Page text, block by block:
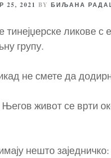
25, 2021 BY БИЉАНА
ликове
групу.
не смете да
живот се врти
нешто заједничко: